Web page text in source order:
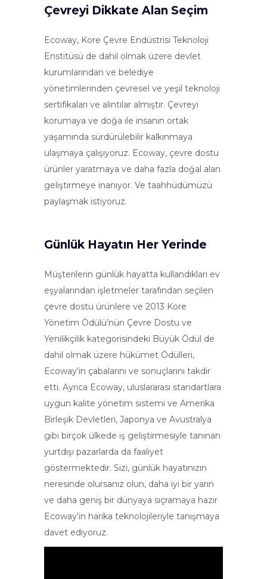
Çevreyi Dikkate Alan Seçim
Ecoway, Kore Çevre Endüstrisi Teknoloji
Enstitüsü de dahil olmak üzere devlet
kurumlarından ve belediye
yönetimlerinden çevresel ve yeşil teknoloji
sertifikaları ve alıntılar almıştır. Çevreyi
korumaya ve doğa ile insanın ortak
yaşamında sürdürülebilir kalkınmaya
ulaşmaya çalışıyoruz. Ecoway, çevre dostu
ürünler yaratmaya ve daha fazla doğal alan
geliştirmeye inanıyor. Ve taahhüdümüzü
paylaşmak istiyoruz.
Günlük Hayatın Her Yerinde
Müşterilerin günlük hayatta kullandıkları ev
eşyalarından işletmeler tarafından seçilen
çevre dostu ürünlere ve 2013 Kore
Yönetim Ödülü’nün Çevre Dostu ve
Yenilikçilik kategorisindeki Büyük Ödül de
dahil olmak üzere hükümet Ödülleri,
Ecoway’in çabalarını ve sonuçlarını takdir
etti. Ayrıca Ecoway, uluslararası standartlara
uygun kalite yönetim sistemi ve Amerika
Birleşik Devletleri, Japonya ve Avustralya
gibi birçok ülkede iş geliştirmesiyle tanınan
yurtdışı pazarlarda da faaliyet
göstermektedir. Sizi, günlük hayatınızın
neresinde olursanız olun, daha iyi bir yarın
ve daha geniş bir dünyaya sıçramaya hazır
Ecoway’in harika teknolojileriyle tanışmaya
davet ediyoruz.